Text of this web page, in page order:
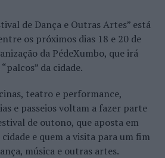
de Dança e Outras Artes” está
os próximos dias 18 e 20 de
da PédeXumbo, que irá
da cidade.
teatro e performance,
e passeios voltam a fazer parte
de outono, que aposta em
e quem a visita para um fim
música e outras artes.